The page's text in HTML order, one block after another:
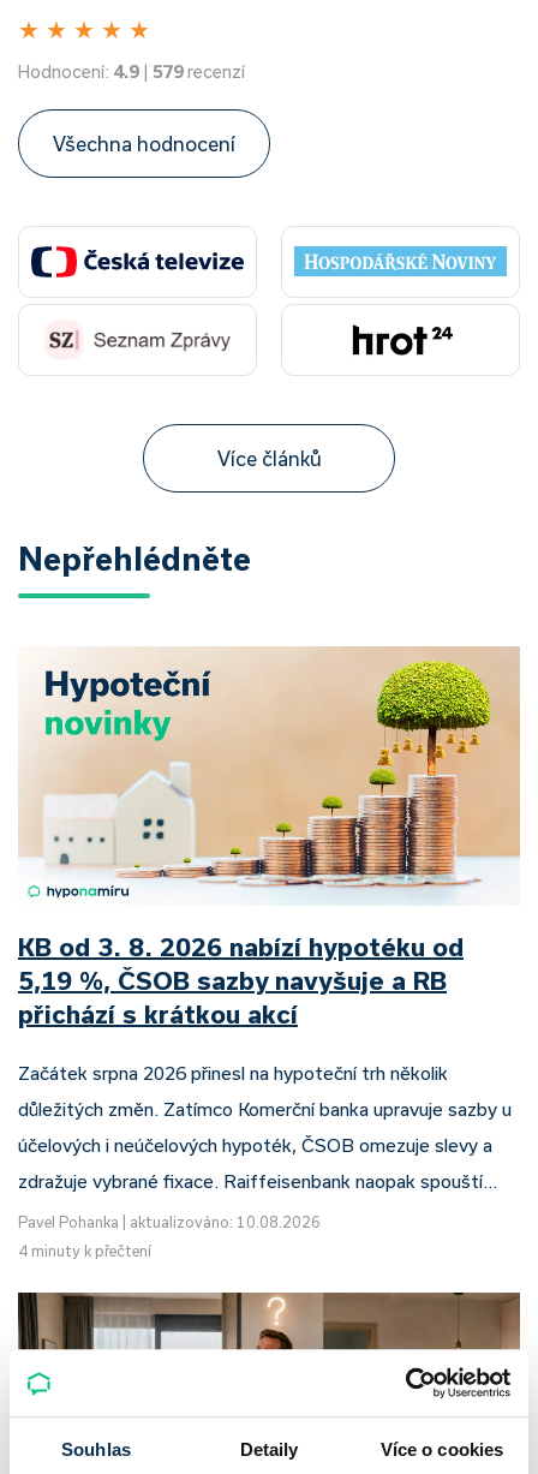
Souhlas Detaily Více o cookies
★ ★ ★ ★ ★
Hodnocení: 4.9 | 579recenzí
Všechna hodnocení
Více článků
Nepřehlédněte
KB od 3. 8. 2026 nabízí hypotéku od
5,19 %, ČSOB sazby navyšuje a RB
přichází s krátkou akcí
Začátek srpna 2026 přinesl na hypoteční trh několik
důležitých změn. Zatímco Komerční banka upravuje sazby u
účelových i neúčelových hypoték, ČSOB omezuje slevy a
zdražuje vybrané fixace. Raiffeisenbank naopak spouští…
Pavel Pohanka
aktualizováno: 10.08.2026
4 minuty k přečtení